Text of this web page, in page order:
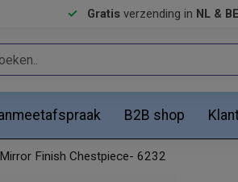
Gratis verzending in NL & BE
B2B shop
Finish Chestpiece- 6232